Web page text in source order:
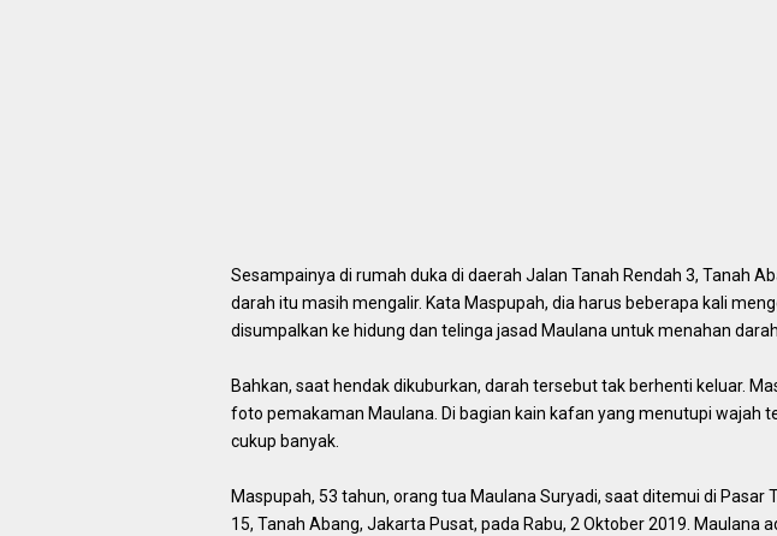
Sesampainya di rumah duka di daerah Jalan Tanah Rendah 3, Tanah
darah itu masih mengalir. Kata Maspupah, dia harus beberapa kali
disumpalkan ke hidung dan telinga jasad Maulana untuk menahan
Bahkan, saat hendak dikuburkan, darah tersebut tak berhenti keluar.
foto pemakaman Maulana. Di bagian kain kafan yang menutupi wajah
cukup banyak.
Maspupah, 53 tahun, orang tua Maulana Suryadi, saat ditemui di Pasar
15, Tanah Abang, Jakarta Pusat, pada Rabu, 2 Oktober 2019. Maulana